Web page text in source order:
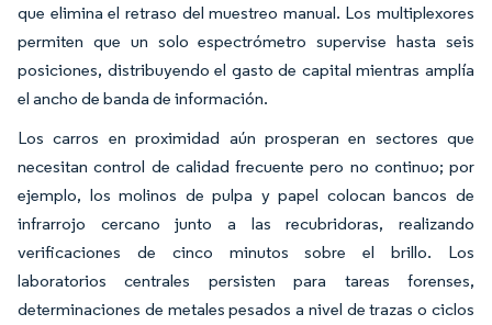
que elimina el retraso del muestreo manual. Los multiplexores
permiten que un solo espectrómetro supervise hasta seis
posiciones, distribuyendo el gasto de capital mientras amplía
el ancho de banda de información.
Los carros en proximidad aún prosperan en sectores que
necesitan control de calidad frecuente pero no continuo; por
ejemplo, los molinos de pulpa y papel colocan bancos de
infrarrojo cercano junto a las recubridoras, realizando
verificaciones de cinco minutos sobre el brillo. Los
laboratorios centrales persisten para tareas forenses,
determinaciones de metales pesados a nivel de trazas o ciclos